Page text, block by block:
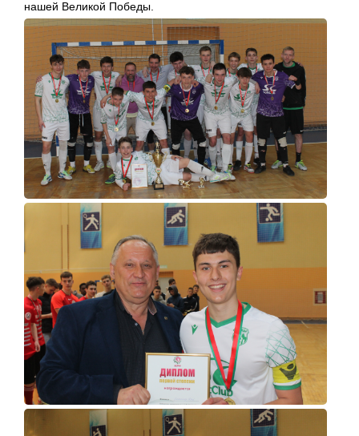
нашей Великой Победы.